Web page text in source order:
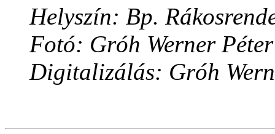
Helyszín: Bp.
Fotó: Gróh Werner Péter
Digitalizálás: Gróh